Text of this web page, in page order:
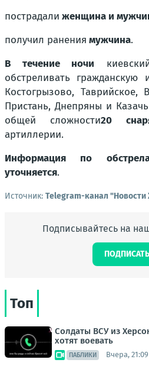
пострадали женщина и
получил ранения мужчина.
В течение ночи
обстреливать гражданскую
Костогрызово, Таврийское,
Пристань, Днепряны и
общей сложности20
артиллерии.
Информация по
уточняется.
Источник: Telegram-канал
Подписывайтесь на
Топ
Солдаты ВСУ из
хотят воевать
ПАБЛИКИ Вчера, 21:09